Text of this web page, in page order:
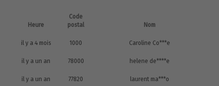
Heure
Code
postal
Nom
il y a 4 mois 1000 Caroline Co***e
il y a un an 78000 helene de****e
il y a un an 77820 laurent ma***o